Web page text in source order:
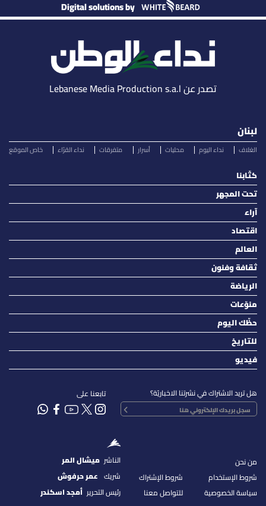
Digital solutions by
تصدر عن Lebanese Media Production s.a.l
لبنان
الغلاف نداء اليوم محليات أسرار متفرقات نداء القرّاء خاص الموقع
كتّابنا
تحت المجهر
آراء
اقتصاد
العالم
ثقافة وفنون
الرياضة
منوّعات
حظّك اليوم
للتاريخ
فيديو
هل تريد الاشتراك في نشرتنا الاخباريّة؟ تابعنا على
من نحن
شروط الإستخدام
سياسة الخصوصية
شروط الإشتراك
للتواصل معنا
الناشر ميشال المر
شريك عمر حرفوش
رئيس التحرير أمجد اسكندر